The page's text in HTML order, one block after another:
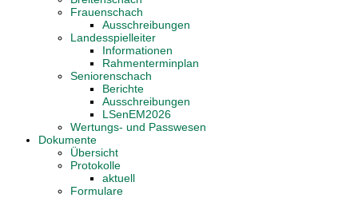
Frauenschach
Ausschreibungen
Landesspielleiter
Informationen
Rahmenterminplan
Seniorenschach
Berichte
Ausschreibungen
LSenEM2026
Wertungs- und Passwesen
Dokumente
Übersicht
Protokolle
aktuell
Formulare